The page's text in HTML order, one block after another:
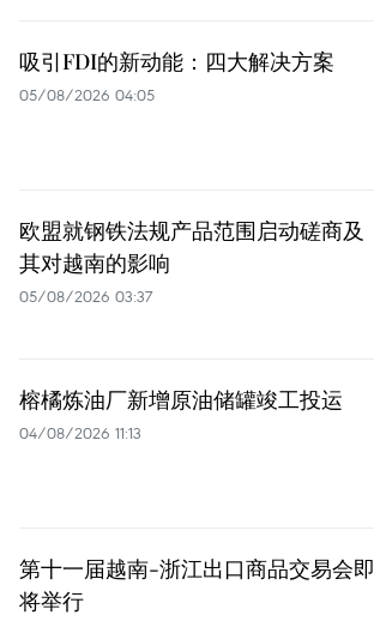
吸引FDI的新动能：四大解决方案
05/08/2026 04:05
欧盟就钢铁法规产品范围启动磋商及
其对越南的影响
05/08/2026 03:37
榕橘炼油厂新增原油储罐竣工投运
04/08/2026 11:13
第十一届越南-浙江出口商品交易会即
将举行